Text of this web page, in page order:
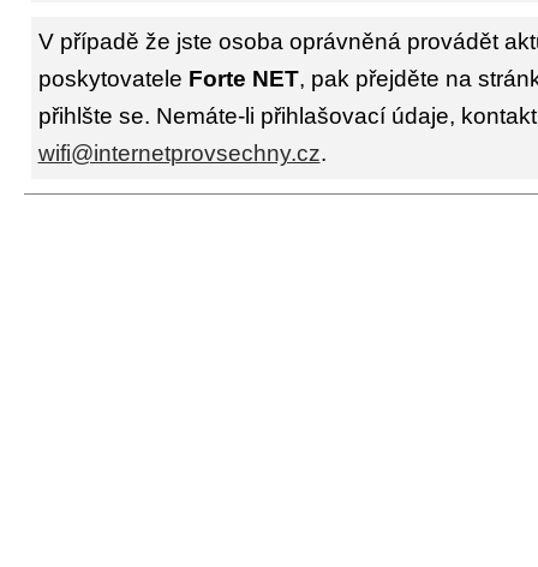
V případě že jste osoba oprávněná provádět
poskytovatele Forte NET, pak přejděte na
přihlšte se. Nemáte-li přihlašovací údaje,
wifi@internetprovsechny.cz.